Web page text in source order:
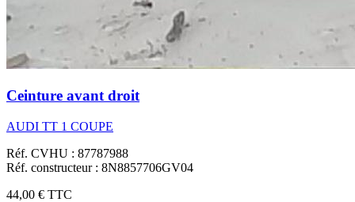
Ceinture avant droit
AUDI TT 1 COUPE
Réf. CVHU : 87787988
Réf. constructeur : 8N8857706GV04
44,00 € TTC